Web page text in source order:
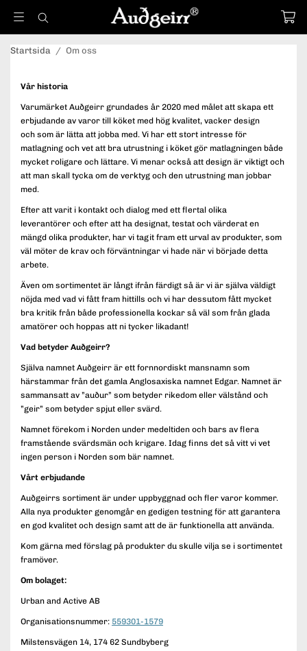
Startsida / Om oss
Vår historia
Varumärket Auðgeirr grundades år 2020 med målet att skapa ett
erbjudande av varor till köket med hög kvalitet, vacker design
och som är lätta att jobba med. Vi har ett stort intresse för
matlagning och vet att bra utrustning i köket gör matlagningen både
mycket roligare och lättare. Vi menar också att design är viktigt och
att man skall tycka om de verktyg och den utrustning man jobbar
med.
Efter att varit i kontakt och dialog med ett flertal olika
leverantörer och efter att ha designat, testat och värderat en
mängd olika produkter, har vi tagit fram ett urval av produkter, som
väl möter de krav och förväntningar vi hade när vi började detta
arbete.
Även om sortimentet är långt ifrån färdigt så är vi är själva väldigt
nöjda med vad vi fått fram hittills och vi har dessutom fått mycket
bra kritik från både professionella kockar så väl som från glada
amatörer och hoppas att ni tycker likadant!
Vad betyder Auðgeirr?
Själva namnet Auðgeirr är ett fornnordiskt mansnamn som
härstammar från det gamla Anglosaxiska namnet Edgar. Namnet är
sammansatt av ”auður” som betyder rikedom eller välstånd och
”geir” som betyder spjut eller svärd.
Namnet förekom i Norden under medeltiden och bars av flera
framstående svärdsmän och krigare. Idag finns det så vitt vi vet
ingen person i Norden som bär namnet.
Vårt erbjudande
Auðgeirrs sortiment är under uppbyggnad och fler varor kommer.
Alla nya produkter genomgår en gedigen testning för att garantera
en god kvalitet och design samt att de är funktionella att använda.
Kom gärna med förslag på produkter du skulle vilja se i sortimentet
framöver.
Om bolaget:
Urban and Active AB
Organisationsnummer: 559301-1579
Milstensvägen 14, 174 62 Sundbyberg